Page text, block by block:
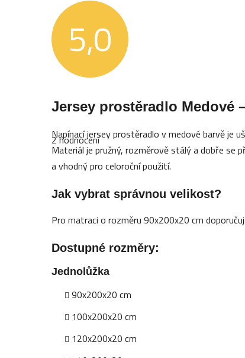
5,0
Průměrné
hodnocení
je
5,0
z
5
hvězdiček.
2 hodnocení
Jersey prostěradlo Medové
Napínací jersey prostěradlo v medové barvě je
Materiál je pružný, rozměrově stálý a dobře se
a vhodný pro celoroční použití.
Jak vybrat správnou velikost?
Pro matraci o rozměru 90x200x20 cm
Dostupné rozměry:
Jednolůžka
90x200x20 cm
100x200x20 cm
120x200x20 cm